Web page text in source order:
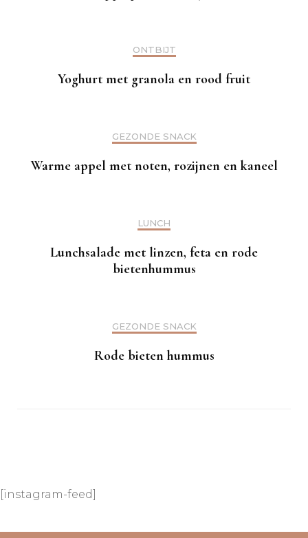
ONTBIJT
Yoghurt met granola en rood fruit
GEZONDE SNACK
Warme appel met noten, rozijnen en kaneel
LUNCH
Lunchsalade met linzen, feta en rode
bietenhummus
GEZONDE SNACK
Rode bieten hummus
[instagram-feed]